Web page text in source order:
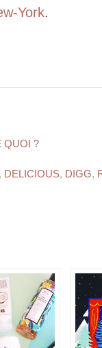
York.
QUOI ?
, DELICIOUS, DIGG,